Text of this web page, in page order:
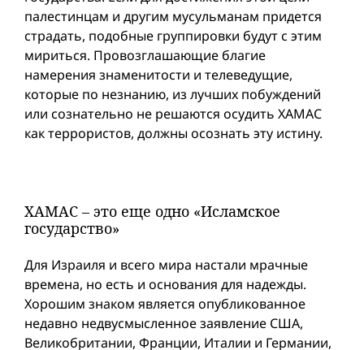
палестинцам и другим мусульманам придется
страдать, подобные группировки будут с этим
мириться. Провозглашающие благие
намерения знаменитости и телеведущие,
которые по незнанию, из лучших побуждений
или сознательно не решаются осудить ХАМАС
как террористов, должны осознать эту истину.
ХАМАС – это еще одно «Исламское
государство»
Для Израиля и всего мира настали мрачные
времена, но есть и основания для надежды.
Хорошим знаком является опубликованное
недавно недвусмысленное заявление США,
Великобритании, Франции, Италии и Германии,